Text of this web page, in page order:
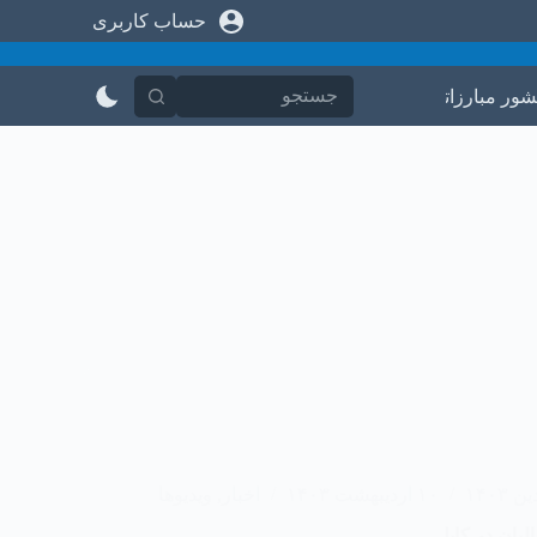
ر
ش
حساب کاربری
مبارزاتی در باره ما تماس با ما